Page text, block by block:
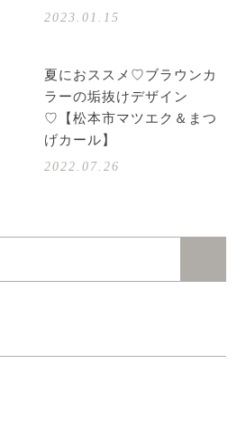
2023.01.15
夏におススメ♡ブラウンカ
ラーの垢抜けデザイン
♡【松本市マツエク＆まつ
げカール】
2022.07.26